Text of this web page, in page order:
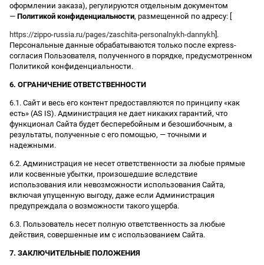
оформлении заказа), регулируются отдельным документом
— Политикой конфиденциальности, размещенной по адресу: [
https://zippo-russia.ru/pages/zaschita-personalnykh-dannykh ].
Персональные данные обрабатываются только после express-
согласия Пользователя, полученного в порядке, предусмотренном
Политикой конфиденциальности.
6. ОГРАНИЧЕНИЕ ОТВЕТСТВЕННОСТИ
6.1. Сайт и весь его контент предоставляются по принципу «как
есть» (AS IS). Администрация не дает никаких гарантий, что
функционал Сайта будет бесперебойным и безошибочным, а
результаты, полученные с его помощью, — точными и
надежными.
6.2. Администрация не несет ответственности за любые прямые
или косвенные убытки, произошедшие вследствие
использования или невозможности использования Сайта,
включая упущенную выгоду, даже если Администрация
предупреждала о возможности такого ущерба.
6.3. Пользователь несет полную ответственность за любые
действия, совершенные им с использованием Сайта.
7. ЗАКЛЮЧИТЕЛЬНЫЕ ПОЛОЖЕНИЯ